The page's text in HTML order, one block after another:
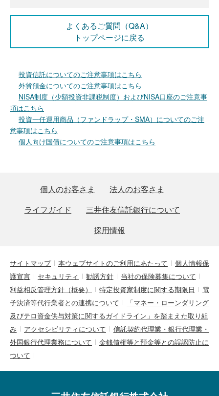
よくあるご質問（Q&A）
トップページに戻る
投資信託についてのご注意事項はこちら
外貨預金についてのご注意事項はこちら
NISA制度（少額投資非課税制度）およびNISA口座のご注意事
項はこちら
投資一任運用商品（ファンドラップ・SMA）についてのご注
意事項はこちら
個人向け国債についてのご注意事項はこちら
個人のお客さま
法人のお客さま
ライフガイド
三井住友信託銀行について
採用情報
サイトマップ 本ウェブサイトのご利用にあたって
個人情報保
護宣言
セキュリティ 勧誘方針
当社の保険募集について
利益相反管理方針（概要）
特定投資家制度に関する期限日
電
子決済等代行業者との連携について
「マネー・ローンダリング
及びテロ資金供与対策に関するガイドライン」を踏まえた取り組
み
アクセシビリティについて
信託契約代理業・銀行代理業・
外国銀行代理業務について
金銭債権等と預金等との誤認防止に
ついて